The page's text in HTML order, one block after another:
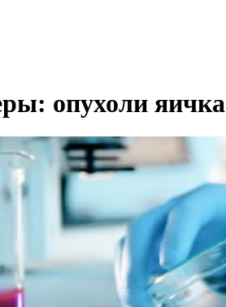
опухоли яичка